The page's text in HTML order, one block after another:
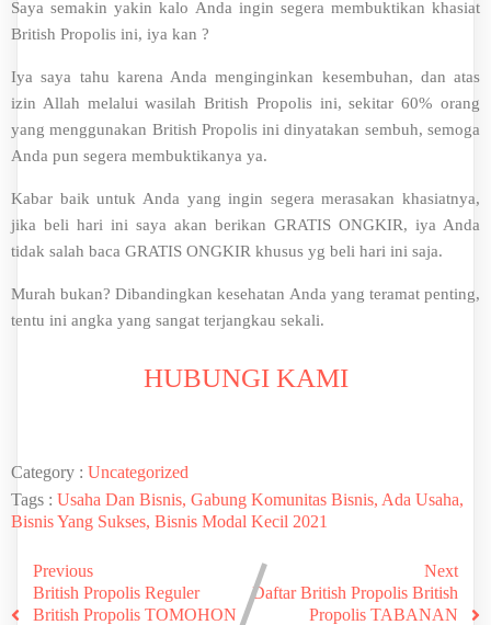
Saya semakin yakin kalo Anda ingin segera membuktikan khasiat
British Propolis ini, iya kan ?
Iya saya tahu karena Anda menginginkan kesembuhan, dan atas
izin Allah melalui wasilah British Propolis ini, sekitar 60% orang
yang menggunakan British Propolis ini dinyatakan sembuh, semoga
Anda pun segera membuktikanya ya.
Kabar baik untuk Anda yang ingin segera merasakan khasiatnya,
jika beli hari ini saya akan berikan GRATIS ONGKIR, iya Anda
tidak salah baca GRATIS ONGKIR khusus yg beli hari ini saja.
Murah bukan? Dibandingkan kesehatan Anda yang teramat penting,
tentu ini angka yang sangat terjangkau sekali.
HUBUNGI KAMI
Category : Uncategorized
Tags : Usaha Dan Bisnis, Gabung Komunitas Bisnis, Ada Usaha,
Bisnis Yang Sukses, Bisnis Modal Kecil 2021
Previous
British Propolis Reguler
British Propolis TOMOHON
Next
Daftar British Propolis British
Propolis TABANAN